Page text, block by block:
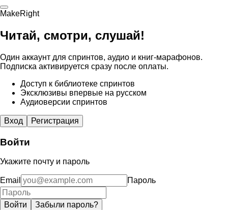
MakeRight
Читай, смотри, слушай!
Один аккаунт для спринтов, аудио и книг-марафонов.
Подписка активируется сразу после оплаты.
Доступ к библиотеке спринтов
Эксклюзивы впервые на русском
Аудиоверсии спринтов
Вход Регистрация
Войти
Укажите почту и пароль
Email Пароль
Войти
Забыли пароль?